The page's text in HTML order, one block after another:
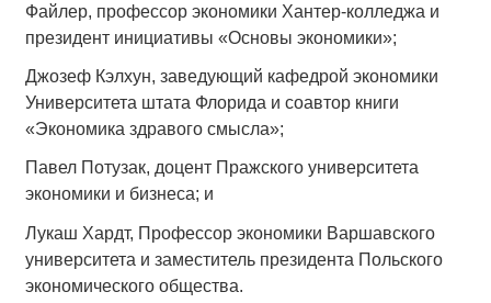
Файлер, профессор экономики Хантер-колледжа и
президент инициативы «Основы экономики»;
Джозеф Кэлхун, заведующий кафедрой экономики
Университета штата Флорида и соавтор книги
«Экономика здравого смысла»;
Павел Потузак, доцент Пражского университета
экономики и бизнеса; и
Лукаш Хардт, Профессор экономики Варшавского
университета и заместитель президента Польского
экономического общества.